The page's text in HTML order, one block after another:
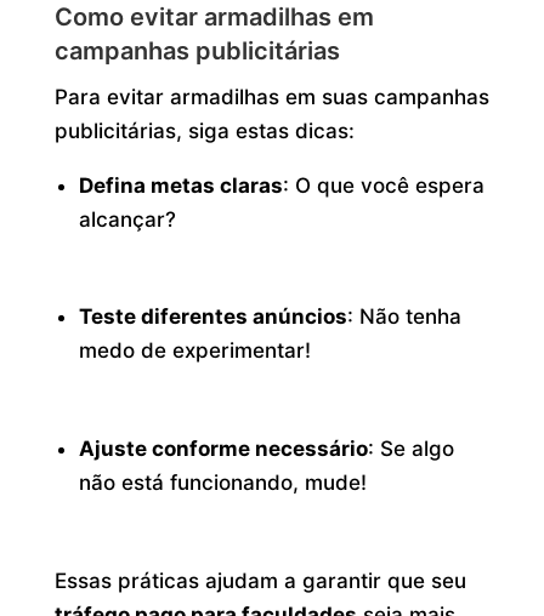
Como evitar armadilhas em
campanhas publicitárias
Para evitar armadilhas em suas campanhas
publicitárias, siga estas dicas:
Defina metas claras: O que você espera
alcançar?
Teste diferentes anúncios: Não tenha
medo de experimentar!
Ajuste conforme necessário: Se algo
não está funcionando, mude!
Essas práticas ajudam a garantir que seu